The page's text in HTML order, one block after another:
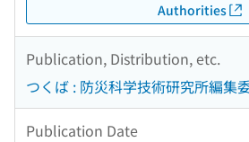
Authorities
Publication, Distribution, etc.
つくば : 防災科学技術研究所編集
Publication Date